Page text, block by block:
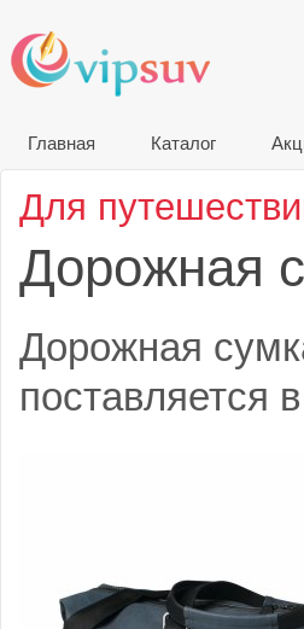
Главная Каталог
Для
Дорожная
Дорожная
поставляется